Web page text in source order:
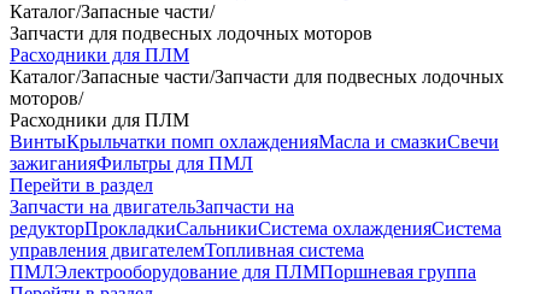
Каталог/Запасные части/
Запчасти для подвесных лодочных моторов
Расходники для ПЛМ
Каталог/Запасные части/Запчасти для подвесных лодочных
моторов/
Расходники для ПЛМ
ВинтыКрыльчатки помп охлажденияМасла и смазкиСвечи
зажиганияФильтры для ПМЛ
Перейти в раздел
Запчасти на двигательЗапчасти на
редукторПрокладкиСальникиСистема охлажденияСистема
управления двигателемТопливная система
ПМЛЭлектрооборудование для ПЛМПоршневая группа